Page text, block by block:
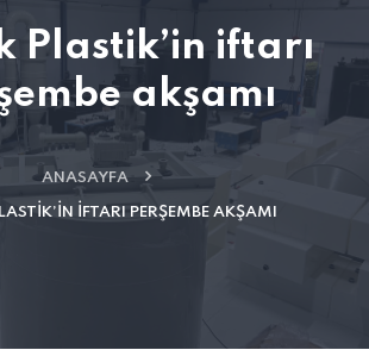
Plastik’in iftarı
akşamı
ANASAYFA
IFTARI PERŞEMBE AKŞAMI